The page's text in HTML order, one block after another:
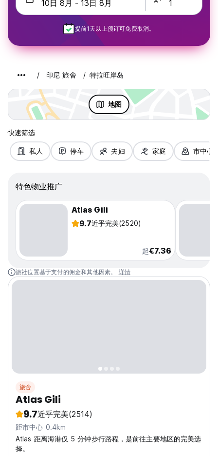
提前1天以上预订可免费取消。
印尼 旅舍 特拉旺岸岛
地图
快速筛选
私人 停车 夫妇 家庭 市中心
特色物业推广
Atlas Gili
9.7近乎完美(2520)
起€7.36
旅社位置基于支付的佣金和其他因素。 详情
旅舍
Atlas Gili
9.7近乎完美(2514)
距市中心 0.4km
Atlas 距离海港仅 5 分钟步行路程，是前往主要地区的完美选
择。